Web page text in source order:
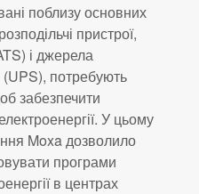
поблизу основних
пристрої,
і джерела
потребують
забезпечити
У цьому
Moxa дозволило
програми
в центрах